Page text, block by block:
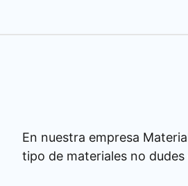
En nuestra empresa
tipo de materiales no